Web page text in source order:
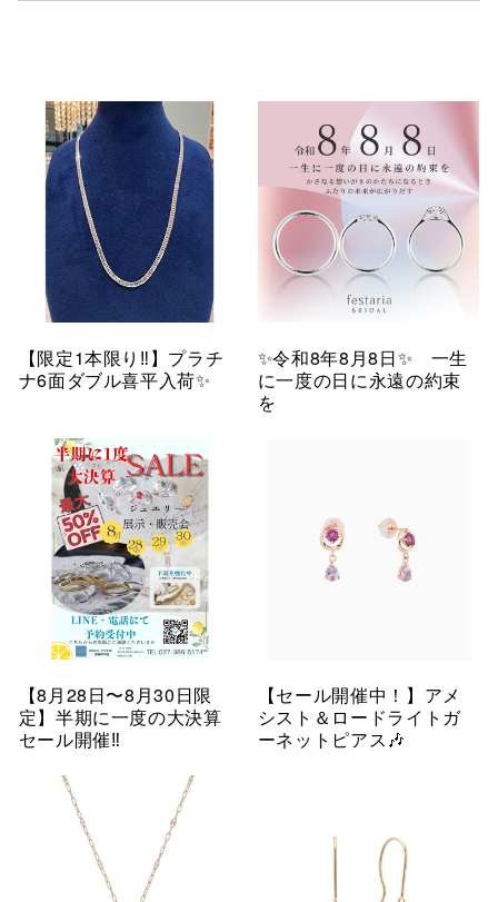
【限定1本限り‼︎】プラチ
ナ6面ダブル喜平入荷✨
✨令和8年8月8日✨ 一生
に一度の日に永遠の約束
を
【8月28日〜8月30日限
定】半期に一度の大決算
セール開催‼︎
【セール開催中！】アメ
シスト＆ロードライトガ
ーネットピアス🎶